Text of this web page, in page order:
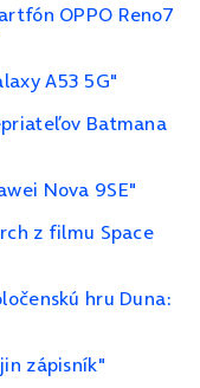
OPPO Reno7
A53 5G"
Batmana
Nova 9SE"
z filmu Space
hru Duna:
zápisník"